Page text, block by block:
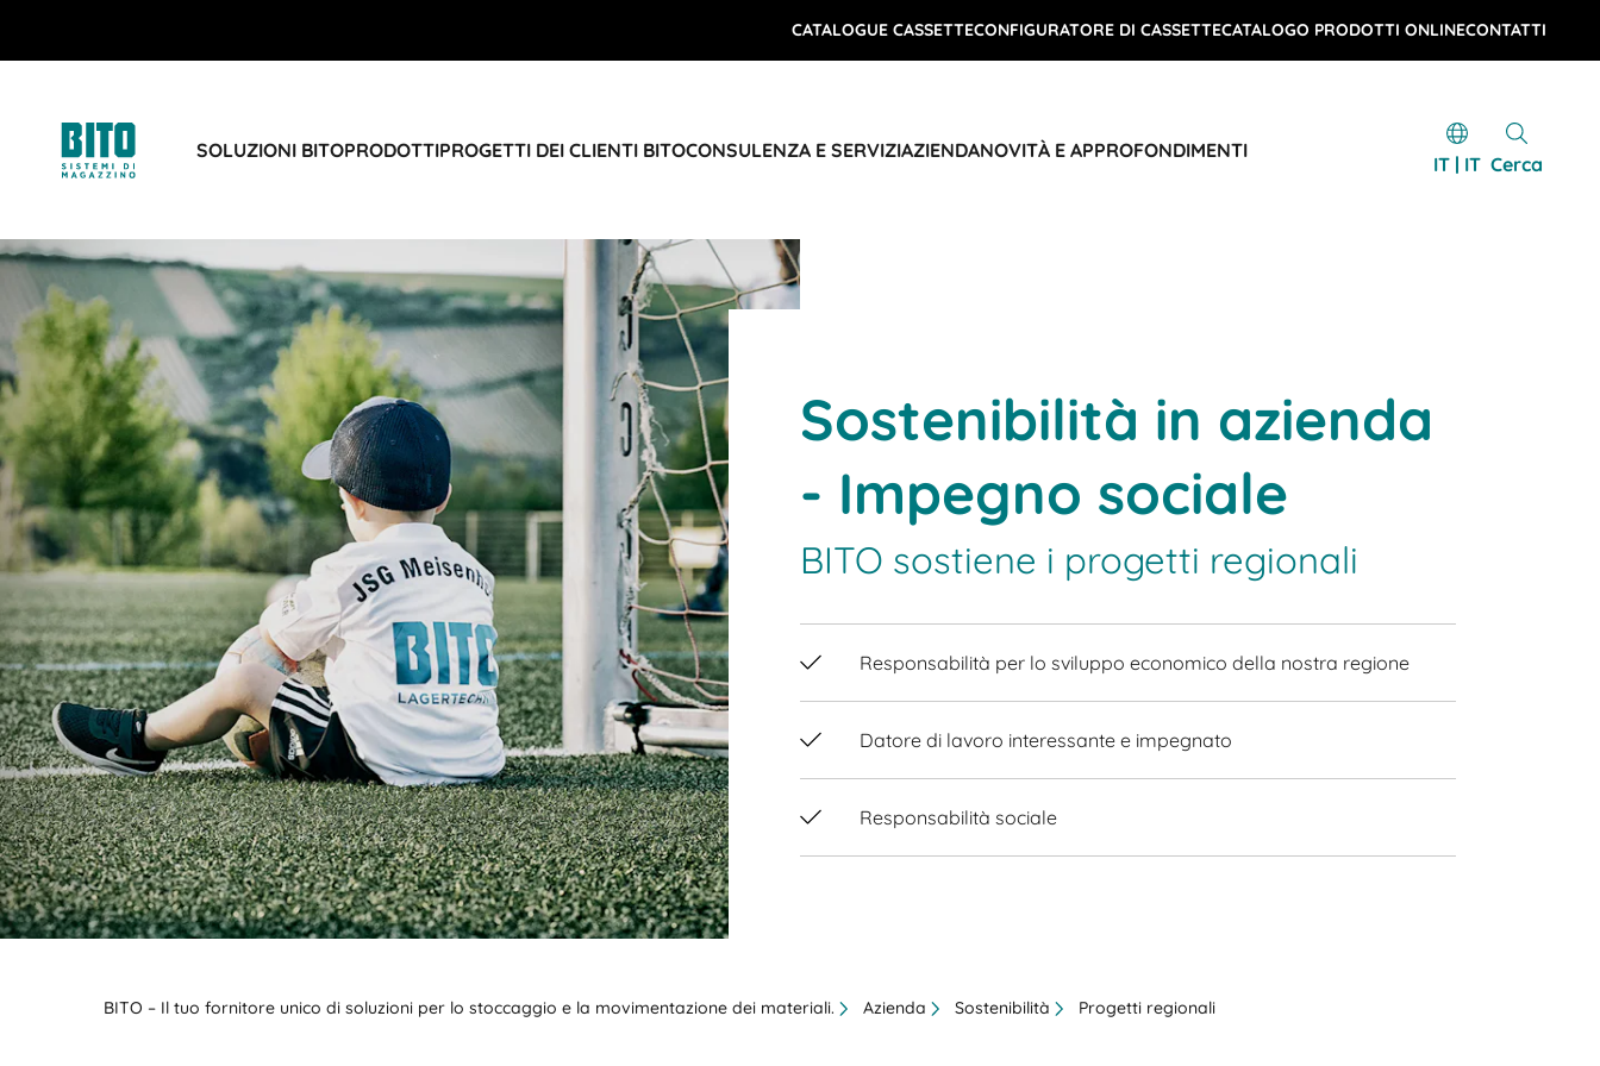
CATALOGUE CASSETTECONFIGURATORE DI CASSETTECATALOGO PRODOTTI ONLINECONTATTI
SOLUZIONI BITOPRODOTTIPROGETTI DEI CLIENTI BITOCONSULENZA E SERVIZIAZIENDANOVITÀ E APPROFONDIMENTI
IT | IT Cerca
BIT O
Sostenibilità in azienda
- Impegno sociale
BITO sostiene i progetti regionali
Responsabilità per lo sviluppo economico della nostra regione
Datore di lavoro interessante e impegnato
Responsabilità sociale
BITO – Il tuo fornitore unico di soluzioni per lo stoccaggio e la movimentazione dei materiali. Azienda Sostenibilità Progetti regionali